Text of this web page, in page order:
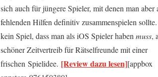
sich auch für jüngere Spieler, mit denen man
fehlenden Hilfen definitiv zusammenspielen
kein Spiel, dass man als iOS Spieler haben muss,
schöner Zeitvertreib für Rätselfreunde mit einer
frischen Spielidee. [Review dazu lesen][appbox